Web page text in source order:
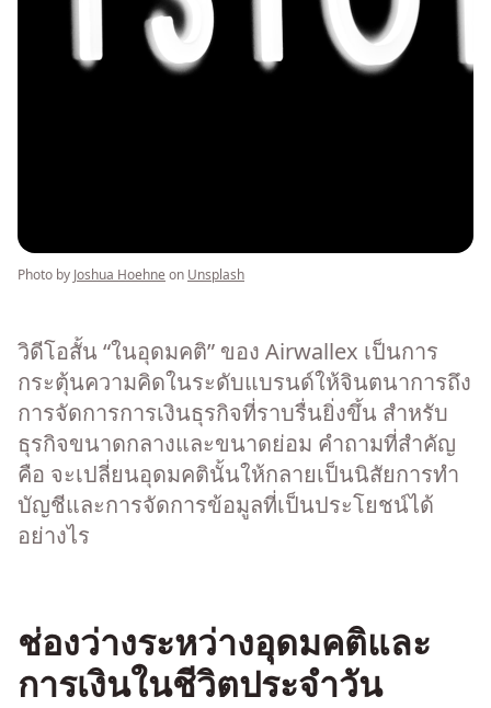
Photo by Joshua Hoehne on Unsplash
วิดีโอสั้น “ในอุดมคติ” ของ Airwallex เป็นการ
กระตุ้นความคิดในระดับแบรนด์ให้จินตนาการถึง
การจัดการการเงินธุรกิจที่ราบรื่นยิ่งขึ้น สำหรับ
ธุรกิจขนาดกลางและขนาดย่อม คำถามที่สำคัญ
คือ จะเปลี่ยนอุดมคตินั้นให้กลายเป็นนิสัยการทำ
บัญชีและการจัดการข้อมูลที่เป็นประโยชน์ได้
อย่างไร
ช่องว่างระหว่างอุดมคติและ
การเงินในชีวิตประจำวัน